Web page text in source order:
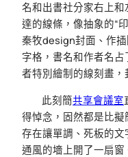
名和出書社分家右上
達的線條，像抽象的“
秦牧design封面、作
字格，書名和作者名
者特別繪制的線刻畫，
此刻簡共享會議室
得悼念，固然都是比
存在讓單調、死板的
通風的墻上開了一扇